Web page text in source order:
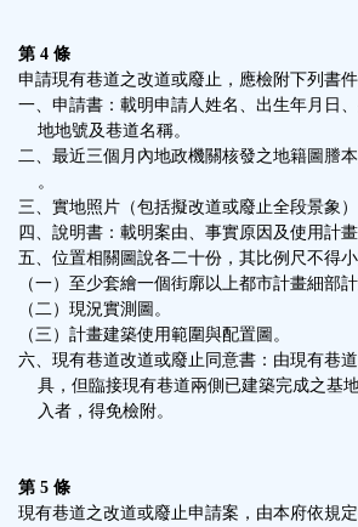
第 4 條
申請現有巷道之改道或廢止，應檢附下列書件
一、申請書：載明申請人姓名、出生年月日
地地號及巷道名稱。
二、最近三個月內地政機關核發之地籍圖謄
。
三、實地照片（包括擬改道或廢止全段景象）
四、說明書：載明案由、事實原因及使用計畫
五、位置相關圖說各二十份，其比例尺不得小
（一）至少套繪一個街廓以上都市計畫細部計
（二）現況實測圖。
（三）計畫建築使用範圍與配置圖。
六、現有巷道改道或廢止同意書：由現有巷
具，但臨接現有巷道兩側已建築完成之基
入者，得免檢附。
第 5 條
現有巷道之改道或廢止申請案，由本府依規